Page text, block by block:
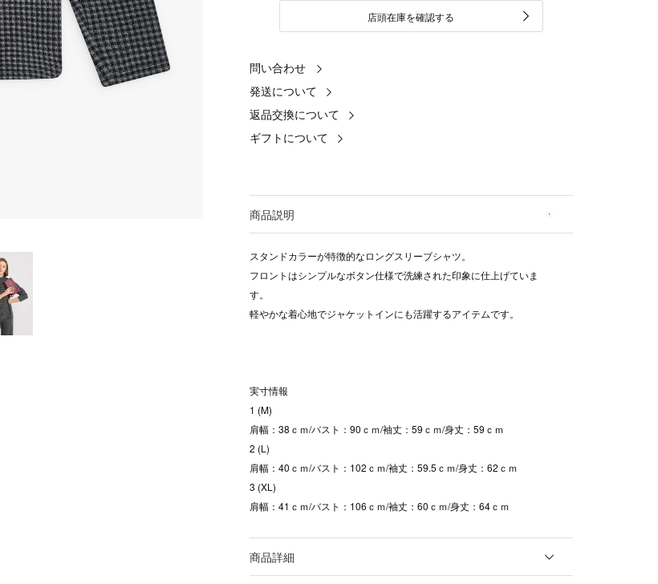
店頭在庫を確認する
問い合わせ
発送について
返品交換について
ギフトについて
商品説明
スタンドカラーが特徴的なロングスリーブシャツ。
フロントはシンプルなボタン仕様で洗練された印象に仕上げていま
す。
軽やかな着心地でジャケットインにも活躍するアイテムです。
実寸情報
1 (M)
肩幅：38ｃｍ/バスト：90ｃｍ/袖丈：59ｃｍ/身丈：59ｃｍ
2 (L)
肩幅：40ｃｍ/バスト：102ｃｍ/袖丈：59.5ｃｍ/身丈：62ｃｍ
3 (XL)
肩幅：41ｃｍ/バスト：106ｃｍ/袖丈：60ｃｍ/身丈：64ｃｍ
商品詳細